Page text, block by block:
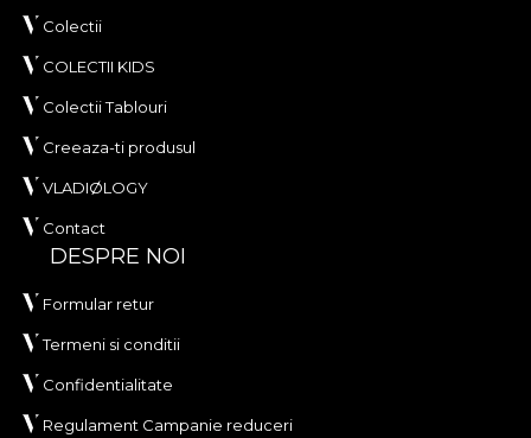
Colectii
COLECTII KIDS
Colectii Tablouri
Creeaza-ti produsul
VLADIØLOGY
Contact
DESPRE NOI
Formular retur
Termeni si conditii
Confidentialitate
Regulament Campanie reduceri